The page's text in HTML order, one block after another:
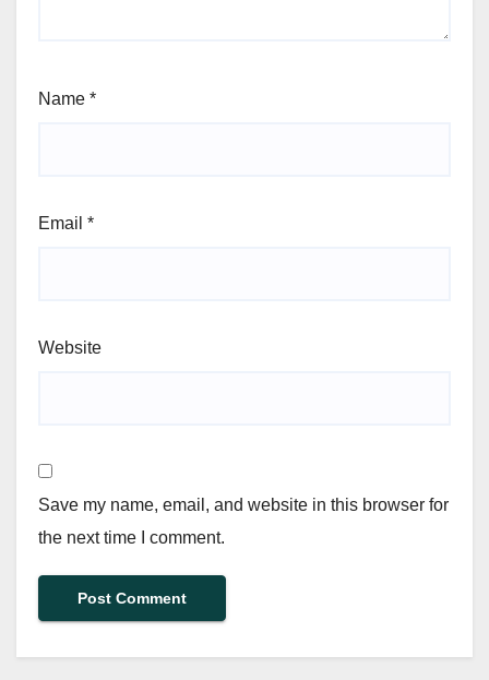
Name *
Email *
Website
Save my name, email, and website in this browser for
the next time I comment.